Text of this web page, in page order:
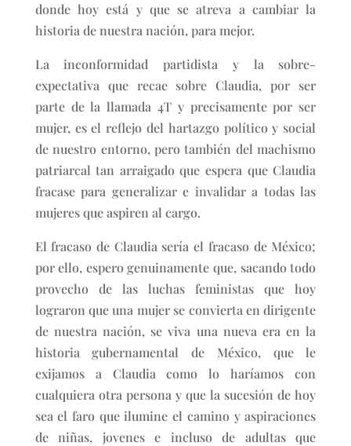
donde hoy está y que se atreva a cambiar la
historia de nuestra nación, para mejor.
La inconformidad partidista y la sobre-
expectativa que recae sobre Claudia, por ser
parte de la llamada 4T y precisamente por ser
mujer, es el reflejo del hartazgo político y social
de nuestro entorno, pero también del machismo
patriarcal tan arraigado que espera que Claudia
fracase para generalizar e invalidar a todas las
mujeres que aspiren al cargo.
El fracaso de Claudia sería el fracaso de México;
por ello, espero genuinamente que, sacando todo
provecho de las luchas feministas que hoy
lograron que una mujer se convierta en dirigente
de nuestra nación, se viva una nueva era en la
historia gubernamental de México, que le
exijamos a Claudia como lo haríamos con
cualquiera otra persona y que la sucesión de hoy
sea el faro que ilumine el camino y aspiraciones
de niñas, jovenes e incluso de adultas que